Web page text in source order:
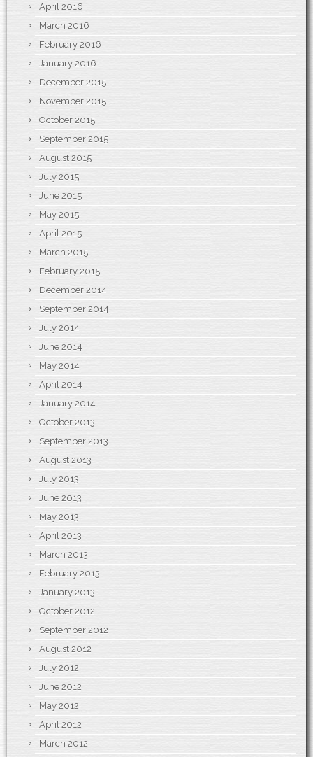
April 2016
March 2016
February 2016
January 2016
December 2015
November 2015
October 2015
September 2015
August 2015
July 2015
June 2015
May 2015
April 2015
March 2015
February 2015
December 2014
September 2014
July 2014
June 2014
May 2014
April 2014
January 2014
October 2013
September 2013
August 2013
July 2013
June 2013
May 2013
April 2013
March 2013
February 2013
January 2013
October 2012
September 2012
August 2012
July 2012
June 2012
May 2012
April 2012
March 2012